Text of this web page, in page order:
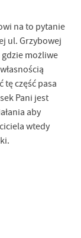
na to pytanie
ul. Grzybowej
możliwe
tę część pasa
Pani jest
aby
wtedy